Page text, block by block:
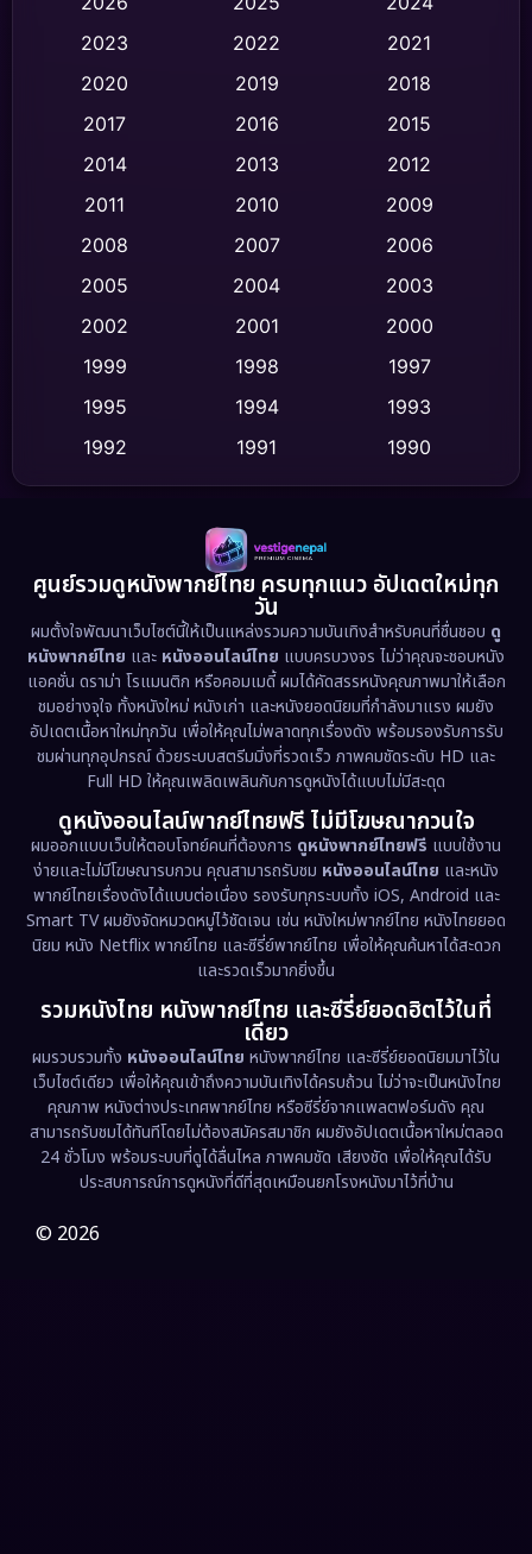
Classic หนังคลาสสิก (47)
Comedy ตลก (446)
Crime อาชญากรรม (520)
Cult Film
Dance เต้น (10)
Detective สืบสวน (75)
Disaster (13)
Disney+ (5)
Documentary สารคดี (93)
Drama ดราม่า (1,486)
Dystopian (17)
Emotional (61)
Epic มหากาพย์ (221)
Erotic (36)
Family ครอบครัว (369)
Fantasy จินตนาการ (331)
Fiction (9)
Film (57)
Gothic
2023
2022
2021
2020
2019
2018
2017
2016
2015
2014
2013
2012
2011
2010
2009
2008
2007
2006
2005
2004
2003
2002
2001
2000
1999
1998
1997
1995
1994
1993
1992
1991
1990
1989
1988
1986
1983
1978
1962
ศูนย์รวมดูหนังพากย์ไทย ครบทุกแนว อัปเดตใหม่ทุก
วัน
ผมตั้งใจพัฒนาเว็บไซต์นี้ให้เป็นแหล่งรวมความบันเทิงสำหรับคนที่ชื่นชอบ ดู
หนังพากย์ไทย และ หนังออนไลน์ไทย แบบครบวงจร ไม่ว่าคุณจะชอบหนัง
แอคชั่น ดราม่า โรแมนติก หรือคอมเมดี้ ผมได้คัดสรรหนังคุณภาพมาให้เลือก
ชมอย่างจุใจ ทั้งหนังใหม่ หนังเก่า และหนังยอดนิยมที่กำลังมาแรง ผมยัง
อัปเดตเนื้อหาใหม่ทุกวัน เพื่อให้คุณไม่พลาดทุกเรื่องดัง พร้อมรองรับการรับ
ชมผ่านทุกอุปกรณ์ ด้วยระบบสตรีมมิ่งที่รวดเร็ว ภาพคมชัดระดับ HD และ
Full HD ให้คุณเพลิดเพลินกับการดูหนังได้แบบไม่มีสะดุด
ดูหนังออนไลน์พากย์ไทยฟรี ไม่มีโฆษณากวนใจ
ผมออกแบบเว็บให้ตอบโจทย์คนที่ต้องการ ดูหนังพากย์ไทยฟรี แบบใช้งาน
ง่ายและไม่มีโฆษณารบกวน คุณสามารถรับชม หนังออนไลน์ไทย และหนัง
พากย์ไทยเรื่องดังได้แบบต่อเนื่อง รองรับทุกระบบทั้ง iOS, Android และ
Smart TV ผมยังจัดหมวดหมู่ไว้ชัดเจน เช่น หนังใหม่พากย์ไทย หนังไทยยอด
นิยม หนัง Netflix พากย์ไทย และซีรี่ย์พากย์ไทย เพื่อให้คุณค้นหาได้สะดวก
และรวดเร็วมากยิ่งขึ้น
รวมหนังไทย หนังพากย์ไทย และซีรี่ย์ยอดฮิตไว้ในที่
เดียว
ผมรวบรวมทั้ง หนังออนไลน์ไทย หนังพากย์ไทย และซีรี่ย์ยอดนิยมมาไว้ใน
เว็บไซต์เดียว เพื่อให้คุณเข้าถึงความบันเทิงได้ครบถ้วน ไม่ว่าจะเป็นหนังไทย
คุณภาพ หนังต่างประเทศพากย์ไทย หรือซีรี่ย์จากแพลตฟอร์มดัง คุณ
สามารถรับชมได้ทันทีโดยไม่ต้องสมัครสมาชิก ผมยังอัปเดตเนื้อหาใหม่ตลอด
24 ชั่วโมง พร้อมระบบที่ดูได้ลื่นไหล ภาพคมชัด เสียงชัด เพื่อให้คุณได้รับ
ประสบการณ์การดูหนังที่ดีที่สุดเหมือนยกโรงหนังมาไว้ที่บ้าน
© 2026